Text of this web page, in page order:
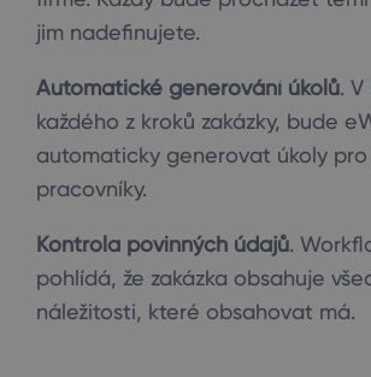
jim nadefinujete.
Automatické generování úkolů.
každého z kroků zakázky, bude
automaticky generovat úkoly pro
pracovníky.
Kontrola povinných údajů.
pohlídá, že zakázka obsahuje
náležitosti, které obsahovat má.